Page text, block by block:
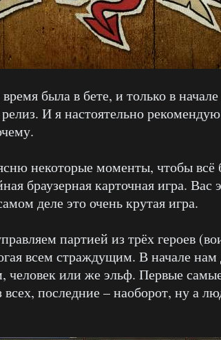
время была в бете, и только в
И я настоятельно
некоторые моменты, чтобы всё
браузерная карточная игра. Вас
деле это очень крутая игра.
партией из трёх героев
всем страждущим. В начале нам
человек или же эльф. Первые
последние – наоборот, ну а